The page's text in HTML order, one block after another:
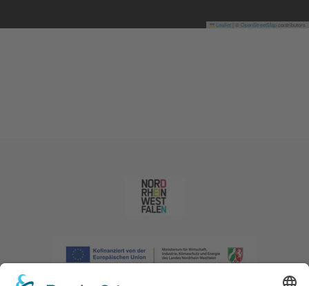
Leaflet OpenStreetMapcontributors